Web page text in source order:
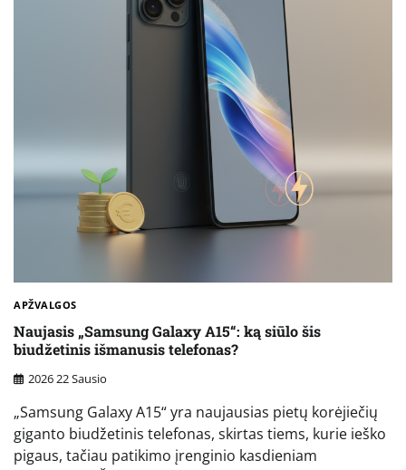
APŽVALGOS
Naujasis „Samsung Galaxy A15“: ką siūlo šis
biudžetinis išmanusis telefonas?
2026 22 Sausio
„Samsung Galaxy A15“ yra naujausias pietų korėjiečių
giganto biudžetinis telefonas, skirtas tiems, kurie ieško
pigaus, tačiau patikimo įrenginio kasdieniam